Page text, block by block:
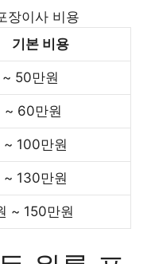
장이사 비용
기본 비용
50만원
~ 60만원
~ 100만원
~ 130만원
~ 150만원